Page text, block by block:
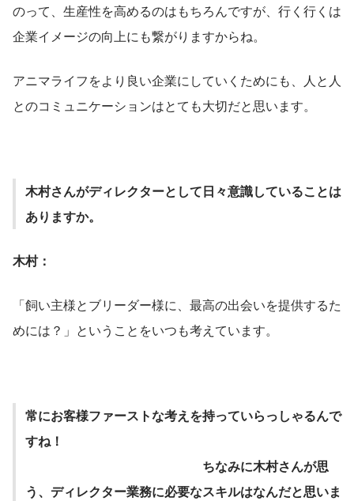
のって、生産性を高めるのはもちろんですが、行く行くは
企業イメージの向上にも繋がりますからね。
アニマライフをより良い企業にしていくためにも、人と人
とのコミュニケーションはとても大切だと思います。
木村さんがディレクターとして日々意識していることは
ありますか。
木村：
「飼い主様とブリーダー様に、最高の出会いを提供するた
めには？」ということをいつも考えています。
常にお客様ファーストな考えを持っていらっしゃるんで
すね！
ちなみに木村さんが思
う、ディレクター業務に必要なスキルはなんだと思いま